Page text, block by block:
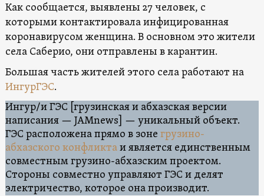
Как сообщается, выявлены 27 человек, с
которыми контактировала инфицированная
коронавирусом женщина. В основном это жители
села Саберио, они отправлены в карантин.
Большая часть жителей этого села работают на
ИнгурГЭС.
Ингур/и ГЭС [грузинская и абхазская версии
написания — JAMnews] — уникальный объект.
ГЭС расположена прямо в зоне грузино-
абхазского конфликтаи является единственным
совместным грузино-абхазским проектом.
Стороны совместно управляют ГЭС и делят
электричество, которое она производит.